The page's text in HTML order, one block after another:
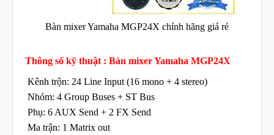
Bàn mixer Yamaha MGP24X chính hãng giá rẻ
Thông số kỹ thuật : Bàn mixer Yamaha MGP24X
Kênh trộn: 24 Line Input (16 mono + 4 stereo)
Nhóm: 4 Group Buses + ST Bus
Phụ: 6 AUX Send + 2 FX Send
Ma trận: 1 Matrix out